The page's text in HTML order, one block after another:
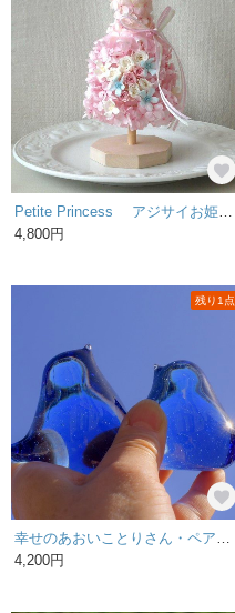
4,800円
残り1点
4,200円